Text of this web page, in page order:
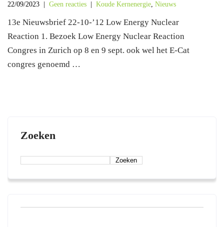
22/09/2023 Geen reacties Koude Kernenergie, Nieuws
13e Nieuwsbrief 22-10-’12 Low Energy Nuclear
Reaction 1. Bezoek Low Energy Nuclear Reaction
Congres in Zurich op 8 en 9 sept. ook wel het E-Cat
congres genoemd …
Zoeken
Zoeken